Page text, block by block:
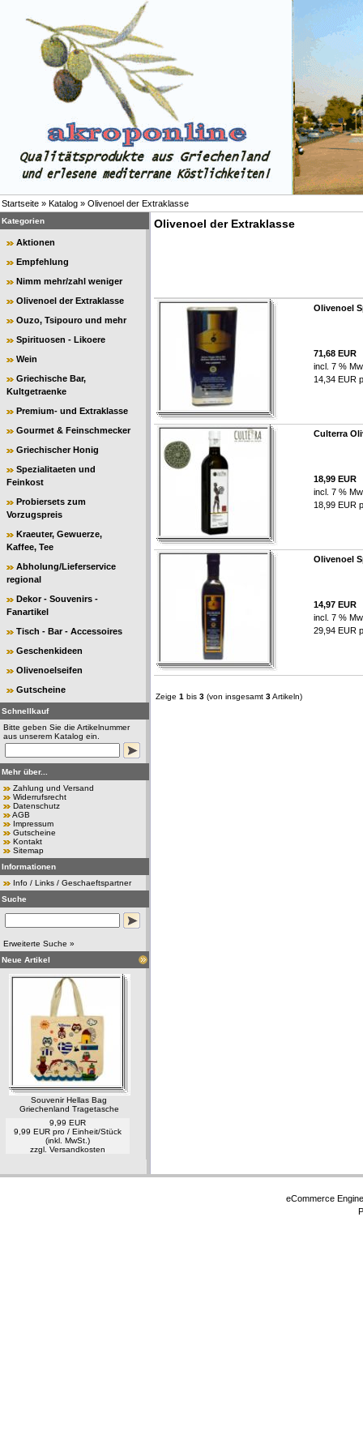
Startseite » Katalog » Olivenoel der Extraklasse
Kategorien
Aktionen
Empfehlung
Nimm mehr/zahl weniger
Olivenoel der Extraklasse
Ouzo, Tsipouro und mehr
Spirituosen - Likoere
Wein
Griechische Bar,
Kultgetraenke
Premium- und Extraklasse
Gourmet & Feinschmecker
Griechischer Honig
Spezialitaeten und
Feinkost
Probiersets zum
Vorzugspreis
Kraeuter, Gewuerze,
Kaffee, Tee
Abholung/Lieferservice
regional
Dekor - Souvenirs -
Fanartikel
Tisch - Bar - Accessoires
Geschenkideen
Olivenoelseifen
Gutscheine
Schnellkauf
Bitte geben Sie die Artikelnummer
aus unserem Katalog ein.
Mehr über...
Zahlung und Versand
Widerrufsrecht
Datenschutz
AGB
Impressum
Gutscheine
Kontakt
Sitemap
Informationen
Info / Links / Geschaeftspartner
Suche
Erweiterte Suche »
Neue Artikel
Souvenir Hellas Bag
Griechenland Tragetasche
9,99 EUR
9,99 EUR pro / Einheit/Stück
(inkl. MwSt.)
zzgl. Versandkosten
Olivenoel der Extraklasse
Olivenoel
71,68 EUR
incl. 7 %
14,34 EUR
Culterra
18,99 EUR
incl. 7 %
18,99 EUR
Olivenoel
14,97 EUR
incl. 7 %
29,94 EUR
Zeige 1 bis 3 (von insgesamt 3Artikeln)
eCommerce